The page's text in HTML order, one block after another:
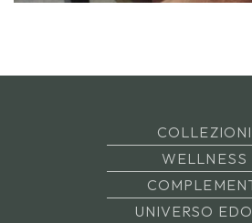
COLLEZIONI
WELLNESS
UNIVERSO